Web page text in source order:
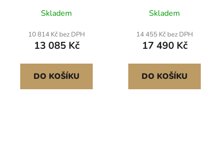
pila na maso, pracovní
stůl 315 x 460 mm,
maximální tloušťka řezu
110 mm, řezačka
mražených ryb na
vepřová a hovězí žebra
Skladem
10 814 Kč bez DPH
13 085 Kč
DO KOŠÍKU
nerezová ocel, pila na
kosti
Skladem
14 455 Kč bez DPH
17 490 Kč
DO KOŠÍKU